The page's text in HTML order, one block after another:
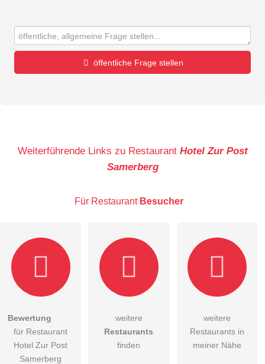
öffentliche Frage stellen
Die Datenschutzerklärunghabe ich zur Kenntnis genommen.
öffentliche Frage stellen
Weiterführende Links zu Restaurant Hotel Zur Post
Samerberg
Für Restaurant Besucher
Bewertung
für Restaurant
Hotel Zur Post
Samerberg
weitere
Restaurants
finden
weitere
Restaurants in
meiner Nähe